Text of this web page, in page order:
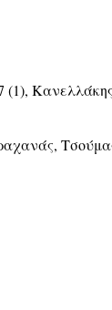
(1),